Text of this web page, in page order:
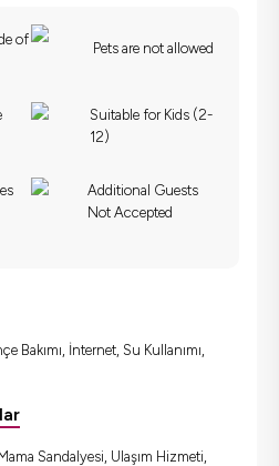
of
Pets are not allowed
Suitable for Kids (2-
12)
Additional Guests
Not Accepted
Bakımı, İnternet, Su Kullanımı,
Sandalyesi, Ulaşım Hizmeti,